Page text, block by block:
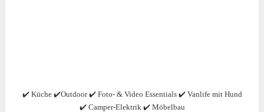
✔️ Küche ✔️Outdoor ✔️ Foto- & Video Essentials ✔️ Vanlife mit Hund
✔️ Camper-Elektrik ✔️ Möbelbau